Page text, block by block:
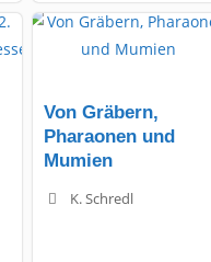
Von Gräbern,
Pharaonen und
Mumien
K. Schredl